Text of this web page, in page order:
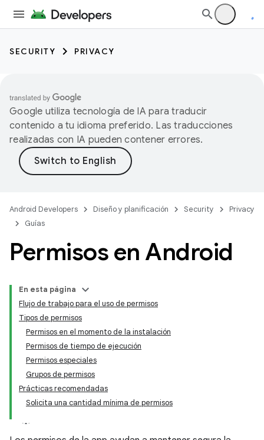
SECURITY PRIVACY
Google utiliza tecnología de IA para traducir
contenido a tu idioma preferido. Las traducciones
realizadas con IA pueden contener errores.
Android Developers Diseño y planificación Security
Privacy
Guías
Permisos en Android
En esta página
Flujo de trabajo para el uso de permisos
Tipos de permisos
Permisos en el momento de la instalación
Permisos de tiempo de ejecución
Permisos especiales
Grupos de permisos
Prácticas recomendadas
Solicita una cantidad mínima de permisos